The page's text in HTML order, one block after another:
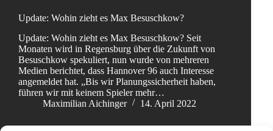
Update: Wohin zieht es Max Besuschkow?
Update: Wohin zieht es Max Besuschkow? Seit
Monaten wird in Regensburg über die Zukunft von
Besuschkow spekuliert, nun wurde von mehreren
Medien berichtet, dass Hannover 96 auch Interesse
angemeldet hat. „Bis wir Planungssicherheit haben,
führen wir mit keinem Spieler mehr…
Maximilian Aichinger
14. April 2022